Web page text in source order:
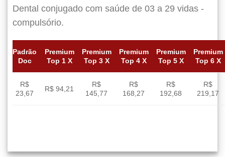
Dental conjugado com saúde de 03 a 29 vidas -
compulsório.
Padrão
Doc
Premium
Top 1 X
Premium
Top 3 X
Premium
Top 4 X
Premium
Top 5 X
Premium
Top 6 X
R$
23,67
R$ 94,21
R$
145,77
R$
168,27
R$
192,68
R$
219,17